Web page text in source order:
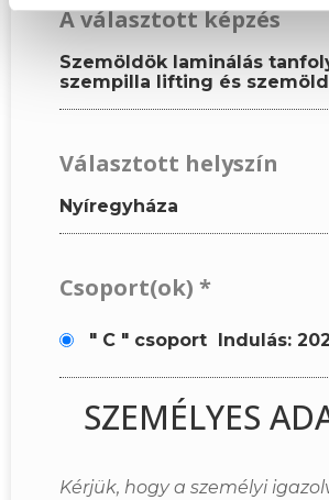
A választott képzés
Szemöldök laminálás
szempilla lifting és
Választott helyszín
Nyíregyháza
Csoport(ok) *
" C " csoport Indulás:
SZEMÉLYES
Kérjük, hogy a személyi